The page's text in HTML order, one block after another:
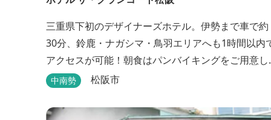
三重県下初のデザイナーズホテル。伊勢まで車で約
30分、鈴鹿・ナガシマ・鳥羽エリアへも1時間以内
アクセスが可能！朝食はパンバイキングをご用意し
ております。ビジネスに、観光に、洗練された空間
中南勢 松阪市